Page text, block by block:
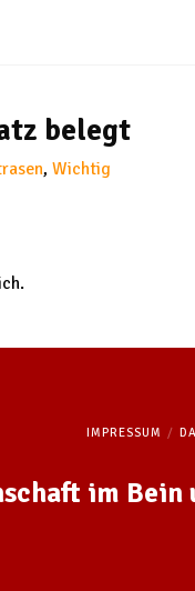
belegt
,Wichtig
IMPRESSUM
im Bein